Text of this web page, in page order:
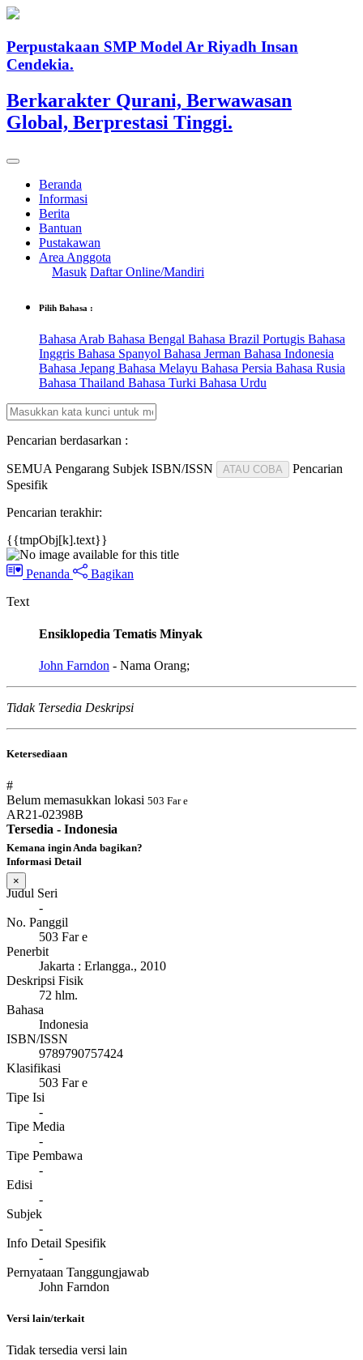
Perpustakaan SMP Model Ar Riyadh Insan
Cendekia.
Berkarakter Qurani, Berwawasan
Global, Berprestasi Tinggi.
Beranda
Informasi
Berita
Bantuan
Pustakawan
Area Anggota
Masuk Daftar Online/Mandiri
Pilih Bahasa :
Bahasa Arab Bahasa Bengal Bahasa Brazil Portugis Bahasa
Inggris Bahasa Spanyol Bahasa Jerman Bahasa Indonesia
Bahasa Jepang Bahasa Melayu Bahasa Persia Bahasa Rusia
Bahasa Thailand Bahasa Turki Bahasa Urdu
Pencarian berdasarkan :
SEMUA Pengarang Subjek ISBN/ISSN ATAU COBA
Pencarian
Spesifik
Pencarian terakhir:
{{tmpObj[k].text}}
Penanda
Bagikan
Text
Ensiklopedia Tematis Minyak
John Farndon - Nama Orang;
Tidak Tersedia Deskripsi
Ketersediaan
#
Belum memasukkan lokasi 503 Far e
AR21-02398B
Tersedia - Indonesia
Informasi Detail
Judul Seri
-
No. Panggil
503 Far e
Penerbit
Jakarta : Erlangga., 2010
Deskripsi Fisik
72 hlm.
Bahasa
Indonesia
ISBN/ISSN
9789790757424
Klasifikasi
503 Far e
Tipe Isi
-
Tipe Media
-
Tipe Pembawa
-
Edisi
-
Subjek
-
Info Detail Spesifik
-
Pernyataan Tanggungjawab
John Farndon
Versi lain/terkait
Tidak tersedia versi lain
Kemana ingin Anda bagikan?
×